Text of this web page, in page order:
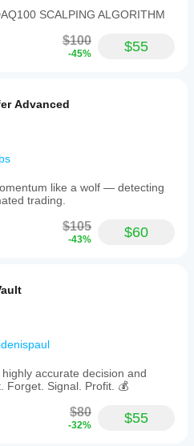
SCALPING ALGORITHM
$100
-45% $55
Advanced
like a wolf — detecting
trading.
$105
-43% $60
accurate decision and
Signal. Profit. 💰
$80
-32% $55